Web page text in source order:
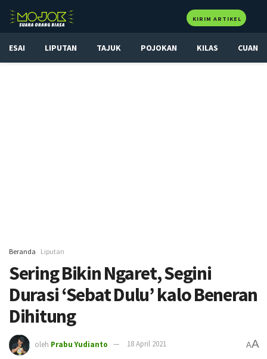
KIRIM ARTIKEL
ESAI LIPUTAN TAJUK POJOKAN KILAS CUAN
Beranda Liputan
Sering Bikin Ngaret, Segini
Durasi ‘Sebat Dulu’ kalo Beneran
Dihitung
oleh Prabu Yudianto 18 April 2021 AA